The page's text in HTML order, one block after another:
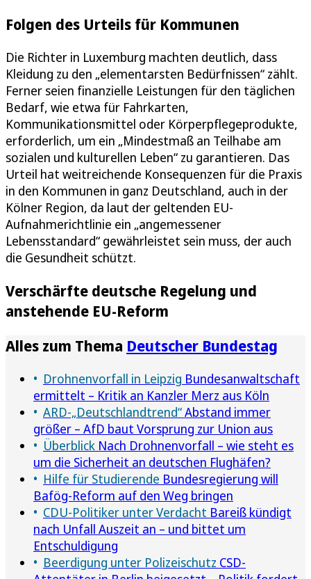
Folgen des Urteils für Kommunen
Die Richter in Luxemburg machten deutlich, dass
Kleidung zu den „elementarsten Bedürfnissen“ zählt.
Ferner seien finanzielle Leistungen für den täglichen
Bedarf, wie etwa für Fahrkarten,
Kommunikationsmittel oder Körperpflegeprodukte,
erforderlich, um ein „Mindestmaß an Teilhabe am
sozialen und kulturellen Leben“ zu garantieren. Das
Urteil hat weitreichende Konsequenzen für die Praxis
in den Kommunen in ganz Deutschland, auch in der
Kölner Region, da laut der geltenden EU-
Aufnahmerichtlinie ein „angemessener
Lebensstandard“ gewährleistet sein muss, der auch
die Gesundheit schützt.
Verschärfte deutsche Regelung und
anstehende EU-Reform
Alles zum Thema Deutscher Bundestag
Drohnenvorfall in Leipzig Bundesanwaltschaft
ermittelt – Kritik an Kanzler Merz aus Köln
ARD-„Deutschlandtrend“Abstand immer
größer – AfD baut Vorsprung zur Union aus
Überblick Nach Drohnenvorfall – wie steht es
um die Sicherheit an deutschen Flughäfen?
Hilfe für Studierende Bundesregierung will
Bafög-Reform auf den Weg bringen
CDU-Politiker unter Verdacht Bareiß kündigt
nach Unfall Auszeit an – und bittet um
Entschuldigung
Beerdigung unter Polizeischutz CSD-